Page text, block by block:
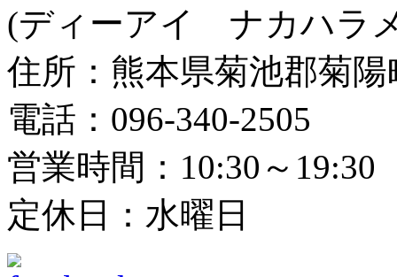
(ディーアイ ナカハラ
住所：熊本県菊池郡菊陽
電話：096-340-2505
営業時間：10:30～19:30
定休日：水曜日